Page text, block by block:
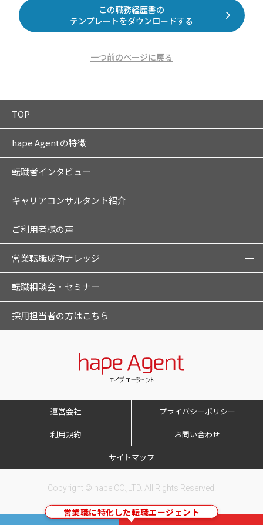
この職務経歴書の
テンプレートをダウンロードする
一つ前のページに戻る
営業職に特化した転職エージェント
TOP
hape Agentの特徴
転職者インタビュー
キャリアコンサルタント紹介
ご利用者様の声
営業転職成功ナレッジ
転職相談会・セミナー
採用担当者の方はこちら
運営会社 プライバシーポリシー
利用規約 お問い合わせ
サイトマップ
Copyright © hape CO.,LTD. All Rights Reserved.